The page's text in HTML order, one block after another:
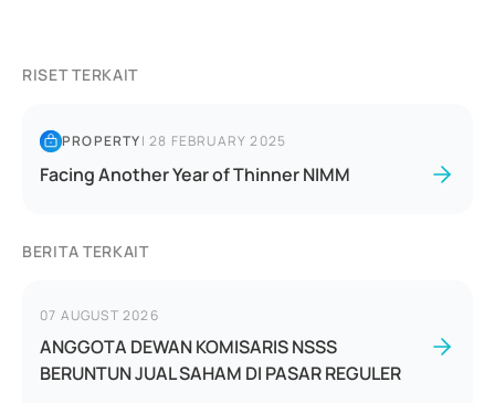
RISET TERKAIT
PROPERTY|28 FEBRUARY 2025
Facing Another Year of Thinner NIMM
BERITA TERKAIT
07 AUGUST 2026
ANGGOTA DEWAN KOMISARIS NSSS
BERUNTUN JUAL SAHAM DI PASAR REGULER